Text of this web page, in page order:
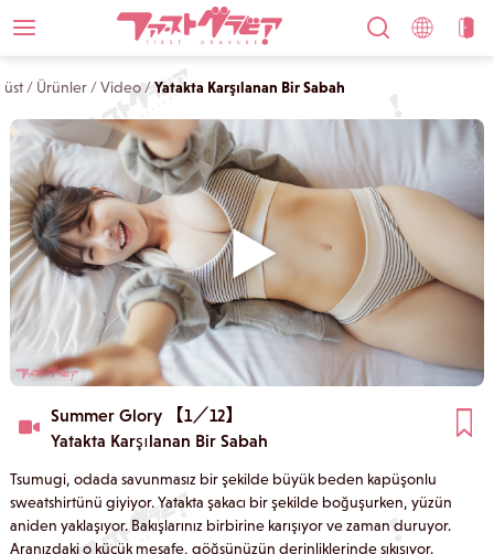
üst / Ürünler /Video/Yatakta Karşılanan Bir Sabah
Summer Glory 【1／12】
Yatakta Karşılanan Bir Sabah
Tsumugi, odada savunmasız bir şekilde büyük beden kapüşonlu
sweatshirtünü giyiyor. Yatakta şakacı bir şekilde boğuşurken, yüzün
aniden yaklaşıyor. Bakışlarınız birbirine karışıyor ve zaman duruyor.
Aranızdaki o küçük mesafe, göğsünüzün derinliklerinde sıkışıyor.